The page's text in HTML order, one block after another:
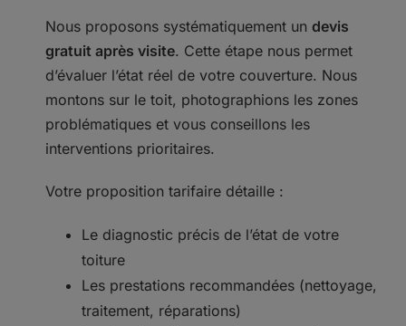
Nous proposons systématiquement un devis
gratuit après visite. Cette étape nous permet
d’évaluer l’état réel de votre couverture. Nous
montons sur le toit, photographions les zones
problématiques et vous conseillons les
interventions prioritaires.
Votre proposition tarifaire détaille :
Le diagnostic précis de l’état de votre
toiture
Les prestations recommandées (nettoyage,
traitement, réparations)